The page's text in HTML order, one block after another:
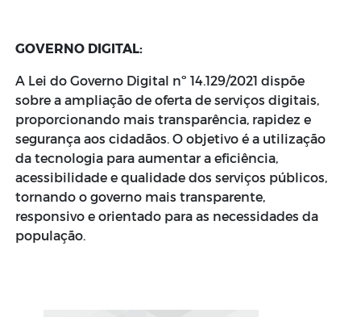
GOVERNO DIGITAL:
A Lei do Governo Digital nº 14.129/2021 dispõe
sobre a ampliação de oferta de serviços digitais,
proporcionando mais transparência, rapidez e
segurança aos cidadãos. O objetivo é a utilização
da tecnologia para aumentar a eficiência,
acessibilidade e qualidade dos serviços públicos,
tornando o governo mais transparente,
responsivo e orientado para as necessidades da
população.